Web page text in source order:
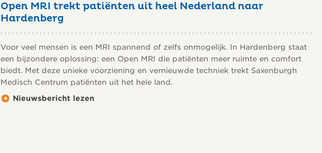
Open MRI trekt patiënten uit heel Nederland naar
Hardenberg
Voor veel mensen is een MRI spannend of zelfs onmogelijk. In Hardenberg staat
een bijzondere oplossing: een Open MRI die patiënten meer ruimte en comfort
biedt. Met deze unieke voorziening en vernieuwde techniek trekt Saxenburgh
Medisch Centrum patiënten uit het hele land.
Nieuwsbericht lezen